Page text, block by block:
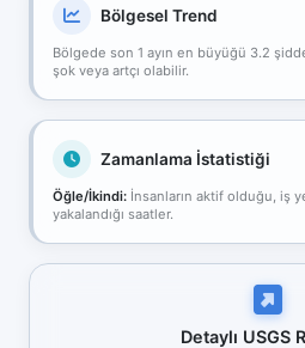
Bölgesel Trend
Bölgede son 1 ayın en büyüğü 3.2
şok veya artçı olabilir.
Zamanlama İstatistiği
Öğle/İkindi: İnsanların aktif olduğu, iş
yakalandığı saatler.
Detaylı USGS